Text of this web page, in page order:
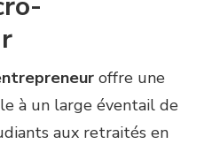
offre une
à un large éventail de
aux retraités en